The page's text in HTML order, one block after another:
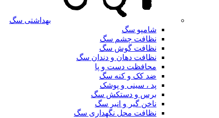
بهداشتی سگ
شامپو سگ
نظافت چشم سگ
نظافت گوش سگ
نظافت دهان و دندان سگ
محافظت دست و پا
ضد کک و کنه سگ
پد ، سینی و پوشک
برس و دستکش سگ
ناخن گیر و انبر سگ
نظافت محل نگهداری سگ